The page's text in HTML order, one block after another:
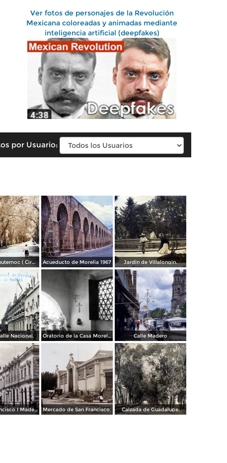
Ver fotos de personajes de la Revolución
Mexicana coloreadas y animadas mediante
inteligencia artificial (deepfakes)
por Usuario:
Parque Cuahutemoc ( Circulada el 24 de Junio de 1938 ). Acueducto de Morelia 1967 Jardin de Villalongin.
Nacional. Oratorio de la Casa Morelos Calle Madero
Avenida Francisco I Madero. Mercado de San Francisco. Calzada de Guadalupe.